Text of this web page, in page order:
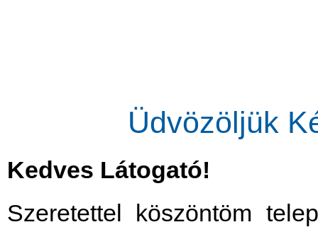
Üdvözöljük
Kedves Látogató!
Szeretettel köszöntöm